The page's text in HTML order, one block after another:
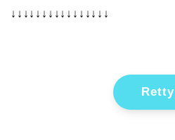
↓↓↓↓↓↓↓↓↓↓↓↓↓↓↓↓
Retty